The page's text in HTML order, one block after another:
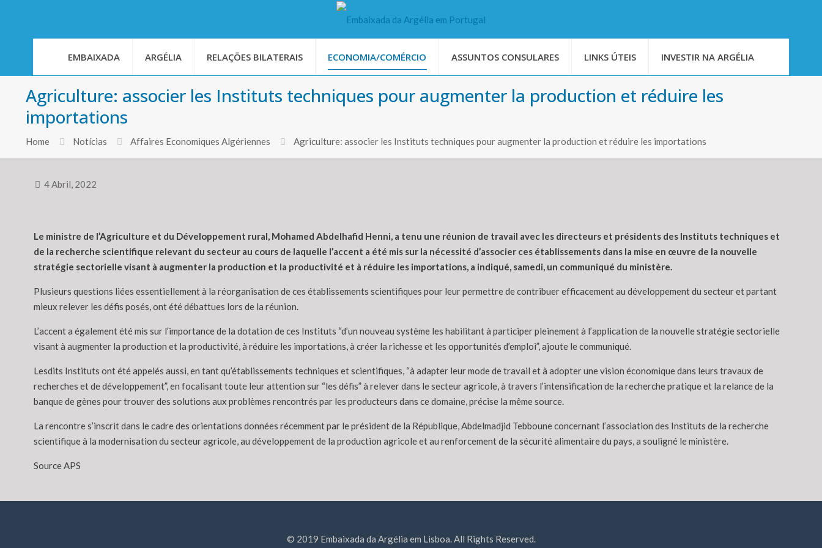
EMBAIXADA ARGÉLIA RELAÇÕES BILATERAIS ECONOMIA/COMÉRCIO ASSUNTOS CONSULARES LINKS ÚTEIS INVESTIR NA ARGÉLIA
Agriculture: associer les Instituts techniques pour augmenter la production et réduire les
importations
Home Notícias Affaires Economiques Algériennes Agriculture: associer les Instituts techniques pour augmenter la production et réduire les importations
4 Abril, 2022
Le ministre de l’Agriculture et du Développement rural, Mohamed Abdelhafid Henni, a tenu une réunion de travail avec les directeurs et présidents des Instituts techniques et
de la recherche scientifique relevant du secteur au cours de laquelle l’accent a été mis sur la nécessité d’associer ces établissements dans la mise en œuvre de la nouvelle
stratégie sectorielle visant à augmenter la production et la productivité et à réduire les importations, a indiqué, samedi, un communiqué du ministère.
Plusieurs questions liées essentiellement à la réorganisation de ces établissements scientifiques pour leur permettre de contribuer efficacement au développement du secteur et partant
mieux relever les défis posés, ont été débattues lors de la réunion.
L’accent a également été mis sur l’importance de la dotation de ces Instituts “d’un nouveau système les habilitant à participer pleinement à l’application de la nouvelle stratégie sectorielle
visant à augmenter la production et la productivité, à réduire les importations, à créer la richesse et les opportunités d’emploi”, ajoute le communiqué.
Lesdits Instituts ont été appelés aussi, en tant qu’établissements techniques et scientifiques, “à adapter leur mode de travail et à adopter une vision économique dans leurs travaux de
recherches et de développement”, en focalisant toute leur attention sur “les défis” à relever dans le secteur agricole, à travers l’intensification de la recherche pratique et la relance de la
banque de gènes pour trouver des solutions aux problèmes rencontrés par les producteurs dans ce domaine, précise la même source.
La rencontre s’inscrit dans le cadre des orientations données récemment par le président de la République, Abdelmadjid Tebboune concernant l’association des Instituts de la recherche
scientifique à la modernisation du secteur agricole, au développement de la production agricole et au renforcement de la sécurité alimentaire du pays, a souligné le ministère.
Source APS
© 2019 Embaixada da Argélia em Lisboa. All Rights Reserved.